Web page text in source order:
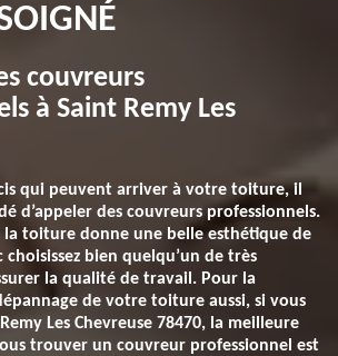
couvreurs
à Saint Remy Les
qui peuvent arriver à votre toiture, il
d’appeler des couvreurs professionnels.
la toiture donne une belle esthétique de
bien quelqu’un de très
la qualité de travail. Pour la
de votre toiture aussi, si vous
Les Chevreuse 78470, la meilleure
trouver un couvreur professionnel est